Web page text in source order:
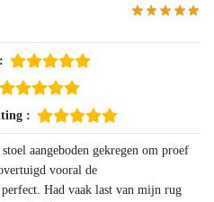
:
aangeboden gekregen om proef
vooral de
Had vaak last van mijn rug